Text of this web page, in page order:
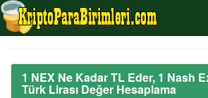
1 NEX Ne Kadar TL Eder, 1 Nash
Türk Lirası Değer Hesaplama